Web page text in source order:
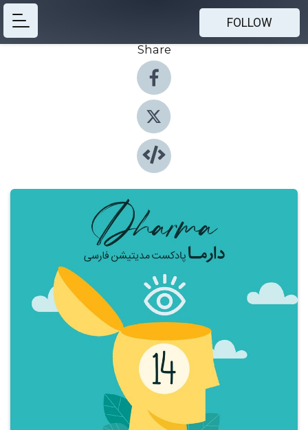
FOLLOW
Share